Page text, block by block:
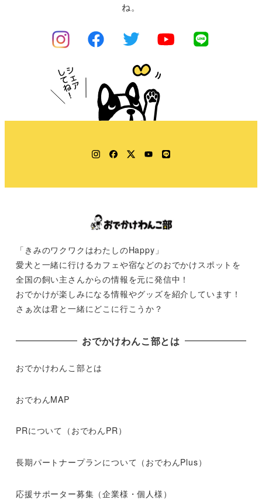
ね。
Instagram
Facebook
TwitterYouTube
LINE
「きみのワクワクはわたしのHappy」
愛犬と一緒に行けるカフェや宿などのおでかけスポットを
全国の飼い主さんからの情報を元に発信中！
おでかけが楽しみになる情報やグッズを紹介しています！
さぁ次は君と一緒にどこに行こうか？
おでかけわんこ部とは
おでかけわんこ部とは
おでわんMAP
PRについて（おでわんPR）
長期パートナープランについて（おでわんPlus）
応援サポーター募集（企業様・個人様）